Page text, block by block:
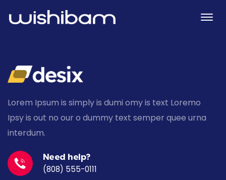
Lorem Ipsum is simply is dumi omy is text Loremo
Ipsy is out no our o dummy text semper quee urna
interdum.
Need help?
(808) 555-0111